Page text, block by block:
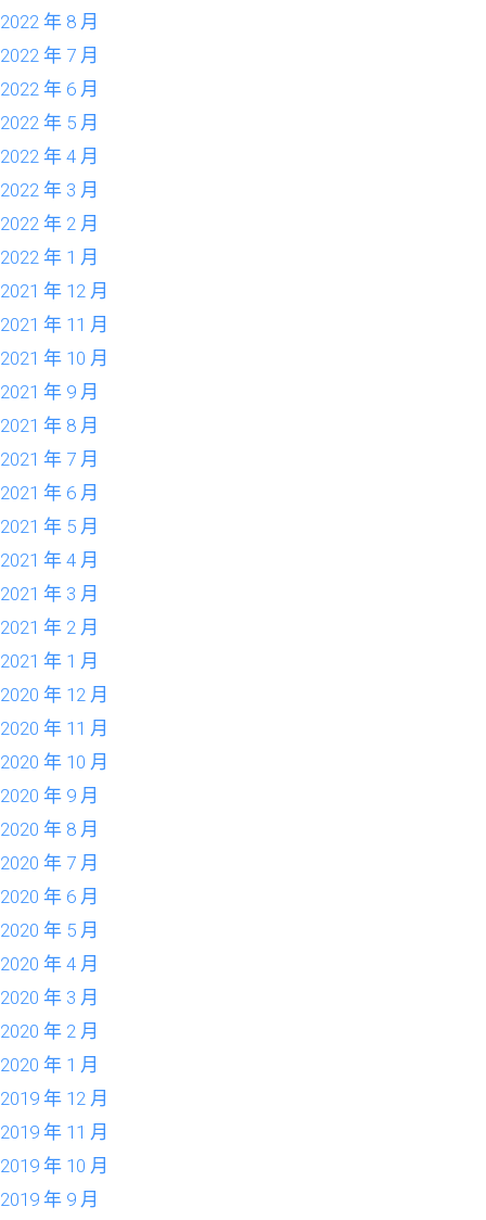
2022 年 8 月
2022 年 7 月
2022 年 6 月
2022 年 5 月
2022 年 4 月
2022 年 3 月
2022 年 2 月
2022 年 1 月
2021 年 12 月
2021 年 11 月
2021 年 10 月
2021 年 9 月
2021 年 8 月
2021 年 7 月
2021 年 6 月
2021 年 5 月
2021 年 4 月
2021 年 3 月
2021 年 2 月
2021 年 1 月
2020 年 12 月
2020 年 11 月
2020 年 10 月
2020 年 9 月
2020 年 8 月
2020 年 7 月
2020 年 6 月
2020 年 5 月
2020 年 4 月
2020 年 3 月
2020 年 2 月
2020 年 1 月
2019 年 12 月
2019 年 11 月
2019 年 10 月
2019 年 9 月